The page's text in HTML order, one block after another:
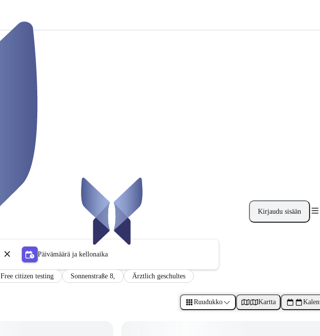
Kirjaudu sisään
Päivämäärä ja kellonaika
Free citizen testing Sonnenstraße 8, Ärztlich geschultes
Ruudukko Kartta